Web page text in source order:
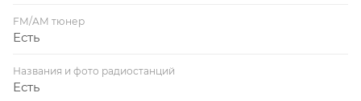
FM/AM тюнер
Есть
Названия и фото радиостанций
Есть